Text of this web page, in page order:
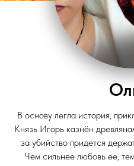
В основу легла история,
Князь Игорь казнён
за убийство придется
Чем сильнее любовь ее,